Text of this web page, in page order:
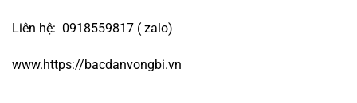
Liên hệ: 0918559817 ( zalo)
www.https://bacdanvongbi.vn